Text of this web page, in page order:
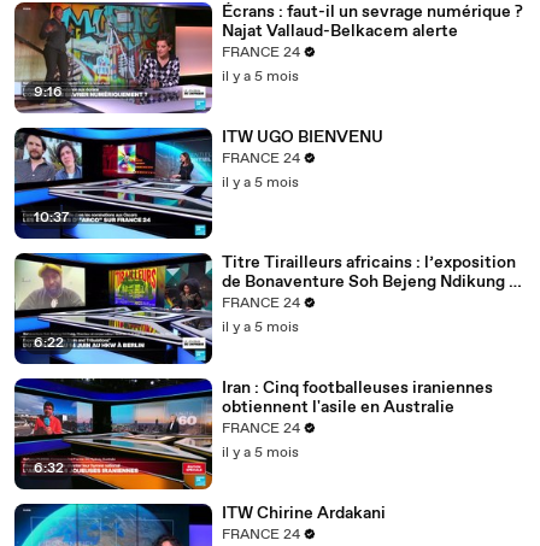
9:16
Écrans : faut-il un sevrage numérique ?
Najat Vallaud-Belkacem alerte
FRANCE 24
il y a 5 mois
10:37
ITW UGO BIENVENU
FRANCE 24
il y a 5 mois
6:22
Titre Tirailleurs africains : l’exposition
de Bonaventure Soh Bejeng Ndikung à
Berlin
FRANCE 24
il y a 5 mois
6:32
Iran : Cinq footballeuses iraniennes
obtiennent l'asile en Australie
FRANCE 24
il y a 5 mois
ITW Chirine Ardakani
FRANCE 24